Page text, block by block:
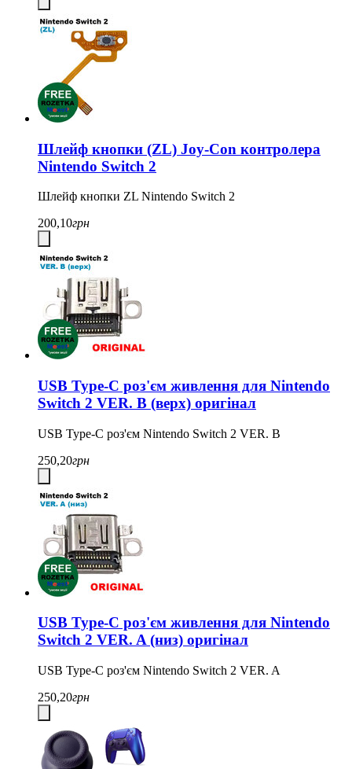
Шлейф кнопки (ZL) Joy-Con контролера
Nintendo Switch 2
Шлейф кнопки ZL Nintendo Switch 2
200,10грн
USB Type-C роз'єм живлення для Nintendo
Switch 2 VER. B (верх) оригінал
USB Type-C роз'єм Nintendo Switch 2 VER. B
250,20грн
USB Type-C роз'єм живлення для Nintendo
Switch 2 VER. A (низ) оригінал
USB Type-C роз'єм Nintendo Switch 2 VER. A
250,20грн